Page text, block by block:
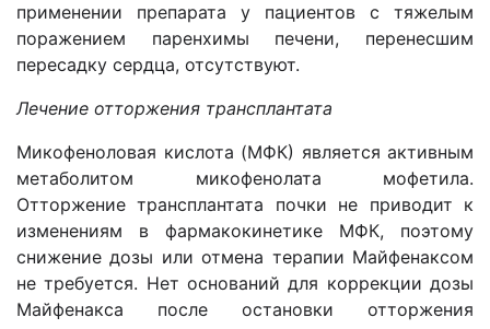
применении препарата у пациентов с тяжелым
поражением паренхимы печени, перенесшим
пересадку сердца, отсутствуют.
Лечение отторжения трансплантата
Микофеноловая кислота (MФК) является активным
метаболитом микофенолата мофетила.
Отторжение трансплантата почки не приводит к
изменениям в фармакокинетике MФК, поэтому
снижение дозы или отмена терапии Майфенаксом
не требуется. Нет оснований для коррекции дозы
Майфенакса после остановки отторжения